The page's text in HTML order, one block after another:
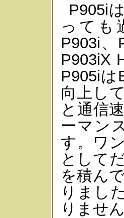
P905i
っても
P903i
P903iX
P905iは
向上し
と通信
ーマン
す。ワ
として
を積ん
りまし
りません